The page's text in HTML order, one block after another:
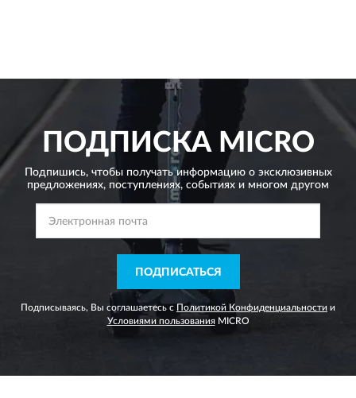
ПОДПИСКАMICRO
Подпишись, чтобы получать информацию о эксклюзивных
предложениях, поступлениях, событиях и многом другом
ПОДПИСАТЬСЯ
Подписываясь, Вы соглашаетесь с Политикой Конфиденциальности и
Условиями пользованияMICRO